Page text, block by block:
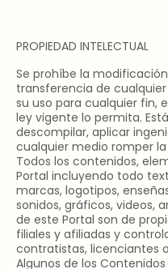
PROPIEDAD INTELECTUAL
Se prohíbe la
transferencia de
su uso para cualquier fin,
ley vigente lo permita.
descompilar, aplicar
cualquier medio romper
Todos los contenidos,
Portal incluyendo todo
marcas, logotipos,
sonidos, gráficos, videos,
de este Portal son de
filiales y afiliadas y
contratistas, licenciantes
Algunos de los